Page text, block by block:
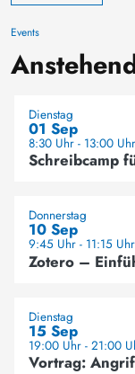
Events
Dienstag
01 Sep
8:30 Uhr - 13:00 Uhr
Schreibcamp
Donnerstag
10 Sep
9:45 Uhr - 11:15 Uhr
Zotero –
Dienstag
15 Sep
19:00 Uhr - 21:00
Vortrag: